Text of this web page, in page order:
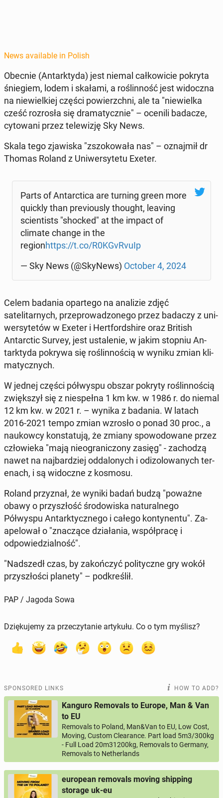
News available in Polish
Obecnie (An­tark­ty­da) jest niemal całkowicie pokryta
śniegiem, lodem i skałami, a roślin­ność jest widocz­na
na niewielkiej części powierzch­ni, ale ta "niewiel­ka
cześć rozrosła się dra­maty­cznie" – ocenili badacze,
cy­towani przez telewiz­ję Sky News.
Skala tego zjawiska "zs­zokowała nas" – oz­na­jmił dr
Thomas Roland z Uni­w­er­syte­tu Exeter.
Parts of Antarc­ti­ca are turning green more
quickly than pre­vi­ous­ly thought, leaving
sci­en­tists "shocked" at the impact of
climate change in the
regionhttps://t.co/R0KGvRvuIp
— Sky News (@SkyNews) October 4, 2024
Celem badania opartego na anal­izie zdjęć
satelitarnych, przeprowad­zonego przez badaczy z uni­
w­er­sytetów w Exeter i Hert­ford­shire oraz British
Antarc­tic Survey, jest ustal­e­nie, w jakim stopniu An­
tark­ty­da pokrywa się roślin­noś­cią w wyniku zmian kli­
maty­cznych.
W jednej części półwyspu obszar pokryty roślin­noś­cią
zwięk­szył się z niespeł­na 1 km kw. w 1986 r. do niemal
12 km kw. w 2021 r. – wynika z badania. W latach
2016-2021 tempo zmian wzrosło o ponad 30 proc., a
naukow­cy kon­statu­ją, że zmiany spowodowane przez
człowieka "mają nieogranic­zony zasięg" - za­chodzą
nawet na na­jbardziej odd­alonych i odi­zolowanych ter­
e­nach, i są widoczne z kosmosu.
Roland przyz­nał, że wyniki badań budzą "poważne
obawy o przyszłość środowiska nat­u­ral­nego
Półwyspu An­tark­ty­cznego i całego kon­ty­nen­tu". Za­
apelował o "znaczące dzi­ała­nia, współpracę i
odpowiedzial­ność".
"Nad­szedł czas, by za­kończyć poli­ty­czne gry wokół
przyszłoś­ci planety" – pod­kreślił.
PAP / Jagoda Sowa
Dziękujemy za przeczytanie artykułu. Co o tym myślisz?
SPONSORED LINKS HOW TO ADD?
Kanguro Removals to Europe, Man & Van
to EU
Removals to Poland, Man&Van to EU, Low Cost,
Moving, Custom Clearance. Part load 5m3/300kg
- Full Load 20m31200kg, Removals to Germany,
Removals to Netherlands
european removals moving shipping
storage uk-eu